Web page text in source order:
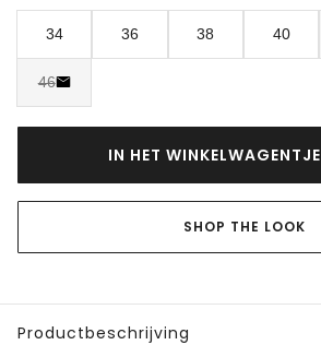
34 36 38 40
46
IN HET WINKELWAGENTJE
SHOP THE LOOK
Productbeschrijving